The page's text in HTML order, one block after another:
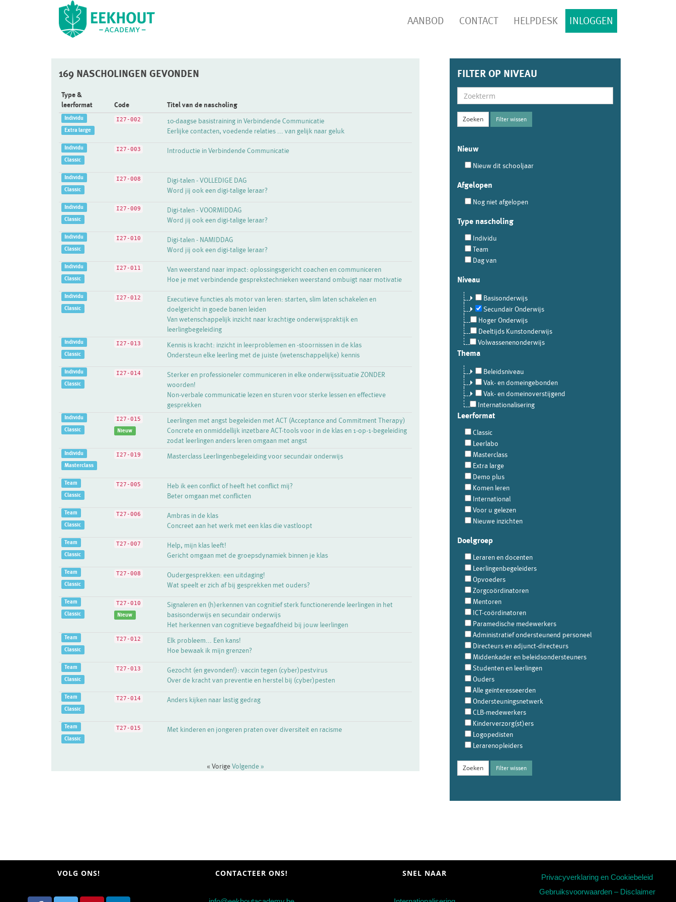
INLOGGEN
AANBOD CONTACT HELPDESK
169 NASCHOLINGEN GEVONDEN
Type &
leerformat
Code Titel van de nascholing
Individu
Extra large
I27-002
10-daagse basistraining in Verbindende Communicatie
Eerlijke contacten, voedende relaties ... van gelijk naar geluk
Individu
Classic
I27-003 Introductie in Verbindende Communicatie
Individu
Classic
I27-008
Digi-talen - VOLLEDIGE DAG
Word jij ook een digi-talige leraar?
Individu
Classic
I27-009
Digi-talen - VOORMIDDAG
Word jij ook een digi-talige leraar?
Individu
Classic
I27-010
Digi-talen - NAMIDDAG
Word jij ook een digi-talige leraar?
Individu
Classic
I27-011
Van weerstand naar impact: oplossingsgericht coachen en communiceren
Hoe je met verbindende gesprekstechnieken weerstand ombuigt naar motivatie
Individu
Classic
I27-012
Executieve functies als motor van leren: starten, slim laten schakelen en
doelgericht in goede banen leiden
Van wetenschappelijk inzicht naar krachtige onderwijspraktijk en
leerlingbegeleiding
Individu
Classic
I27-013
Kennis is kracht: inzicht in leerproblemen en -stoornissen in de klas
Ondersteun elke leerling met de juiste (wetenschappelijke) kennis
Individu
Classic
I27-014
Sterker en professioneler communiceren in elke onderwijssituatie ZONDER
woorden!
Non-verbale communicatie lezen en sturen voor sterke lessen en effectieve
gesprekken
Individu
Classic
I27-015
Nieuw
Leerlingen met angst begeleiden met ACT (Acceptance and Commitment Therapy)
Concrete en onmiddellijk inzetbare ACT-tools voor in de klas en 1-op-1-begeleiding
zodat leerlingen anders leren omgaan met angst
Individu
Masterclass
I27-019 Masterclass Leerlingenbegeleiding voor secundair onderwijs
Team
Classic
T27-005
Heb ik een conflict of heeft het conflict mij?
Beter omgaan met conflicten
Team
Classic
T27-006
Ambras in de klas
Concreet aan het werk met een klas die vastloopt
Team
Classic
T27-007
Help, mijn klas leeft!
Gericht omgaan met de groepsdynamiek binnen je klas
Team
Classic
T27-008
Oudergesprekken: een uitdaging!
Wat speelt er zich af bij gesprekken met ouders?
Team
Classic
T27-010
Nieuw
Signaleren en (h)erkennen van cognitief sterk functionerende leerlingen in het
basisonderwijs en secundair onderwijs
Het herkennen van cognitieve begaafdheid bij jouw leerlingen
Team
Classic
T27-012
Elk probleem... Een kans!
Hoe bewaak ik mijn grenzen?
Team
Classic
T27-013
Gezocht (en gevonden!): vaccin tegen (cyber)pestvirus
Over de kracht van preventie en herstel bij (cyber)pesten
Team
Classic
T27-014 Anders kijken naar lastig gedrag
Team
Classic
T27-015 Met kinderen en jongeren praten over diversiteit en racisme
« VorigeVolgende »
FILTER OP NIVEAU
Filter wissen
Nieuw
Nieuw dit schooljaar
Afgelopen
Nog niet afgelopen
Type nascholing
Individu
Team
Dag van
Niveau
Basisonderwijs
Secundair Onderwijs
Hoger Onderwijs
Deeltijds Kunstonderwijs
Volwassenenonderwijs
Thema
Beleidsniveau
Vak- en domeingebonden
Vak- en domeinoverstijgend
Internationalisering
Leerformat
Classic
Leerlabo
Masterclass
Extra large
Demo plus
Komen leren
International
Voor u gelezen
Nieuwe inzichten
Doelgroep
Leraren en docenten
Leerlingenbegeleiders
Opvoeders
Zorgcoördinatoren
Mentoren
ICT-coördinatoren
Paramedische medewerkers
Administratief ondersteunend personeel
Directeurs en adjunct-directeurs
Middenkader en beleidsondersteuners
Studenten en leerlingen
Ouders
Alle geïnteresseerden
Ondersteuningsnetwerk
CLB-medewerkers
Kinderverzorg(st)ers
Logopedisten
Lerarenopleiders
Filter wissen
VOLG ONS! CONTACTEER ONS! SNEL NAAR
Privacyverklaring en Cookiebeleid
Gebruiksvoorwaarden – Disclaimer